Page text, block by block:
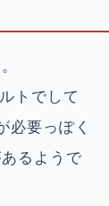
トでして
必要っぽく
るようで